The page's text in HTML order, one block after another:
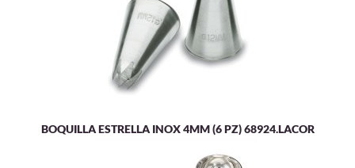
BOQUILLA ESTRELLA INOX 4MM (6 PZ) 68924.LACOR